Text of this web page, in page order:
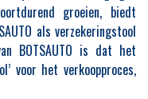
groeien, biedt
als verzekeringstool
BOTSAUTO is dat het
voor het verkoopproces,